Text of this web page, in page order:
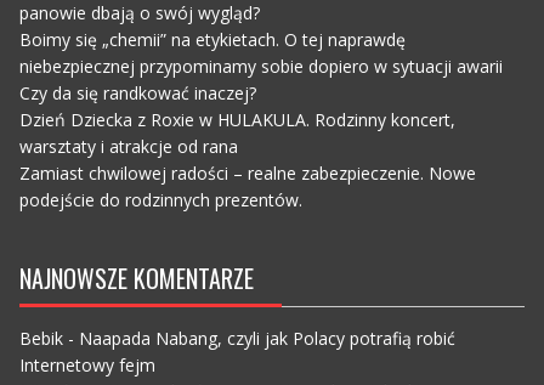
panowie dbają o swój wygląd?
Boimy się „chemii” na etykietach. O tej naprawdę
niebezpiecznej przypominamy sobie dopiero w sytuacji awarii
Czy da się randkować inaczej?
Dzień Dziecka z Roxie w HULAKULA. Rodzinny koncert,
warsztaty i atrakcje od rana
Zamiast chwilowej radości – realne zabezpieczenie. Nowe
podejście do rodzinnych prezentów.
NAJNOWSZE KOMENTARZE
Bebik- Naapada Nabang, czyli jak Polacy potrafią robić
Internetowy fejm